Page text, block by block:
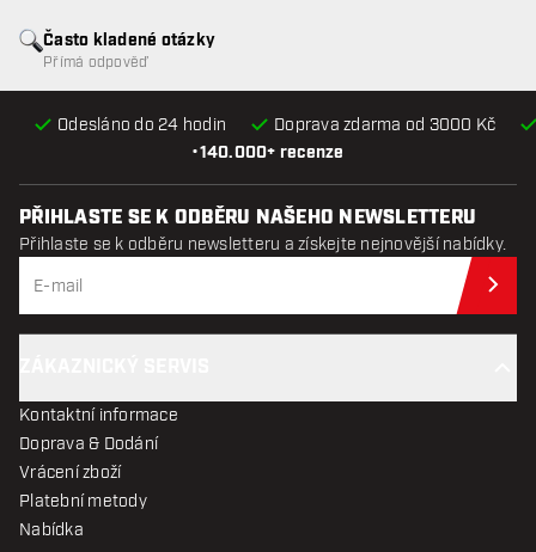
•140.000+ recenze
Odesláno do 24 hodin Doprava zdarma od 3000 Kč
Často kladené otázky
Přímá odpověď
PŘIHLASTE SE K ODBĚRU NAŠEHO NEWSLETTERU
Přihlaste se k odběru newsletteru a získejte nejnovější nabídky.
Kontaktní informace
Doprava & Dodání
Vrácení zboží
Platební metody
Nabídka